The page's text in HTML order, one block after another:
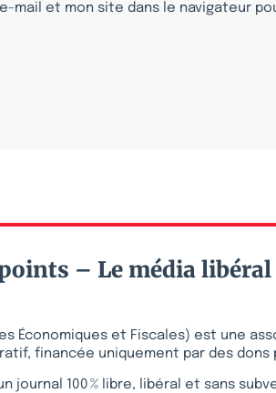
mail et mon site dans le navigateur
– Le média libéral
Économiques et Fiscales) est une
financée uniquement par des dons
journal 100 % libre, libéral et sans